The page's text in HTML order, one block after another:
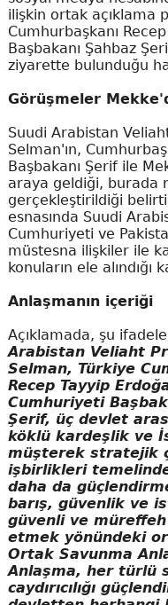
ilişkin ortak açıklama
Cumhurbaşkanı
Başbakanı Şahbaz
ziyarette bulunduğu
Görüşmeler
Suudi Arabistan
Selman'ın,
Başbakanı Şerif ile
araya geldiği, burada
gerçekleştirildiği
esnasında Suudi
Cumhuriyeti ve
müstesna ilişkiler ile
konuların ele alındığı
Anlaşmanın içeriği
Açıklamada, şu
Arabistan Veliaht
Selman, Türkiye
Recep Tayyip
Cumhuriyeti
Şerif, üç devlet
köklü kardeşlik ve
müşterek stratejik
işbirlikleri
daha da
barış, güvenlik ve
güvenli ve
etmek yönündeki
Ortak Savunma
Anlaşma, her türlü
caydırıcılığı